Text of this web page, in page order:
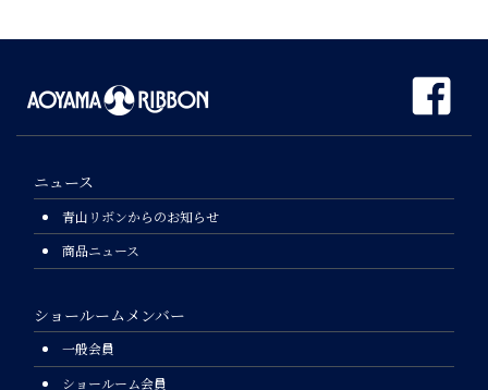
ニュース
青山リボンからのお知らせ
商品ニュース
ショールームメンバー
一般会員
ショールーム会員